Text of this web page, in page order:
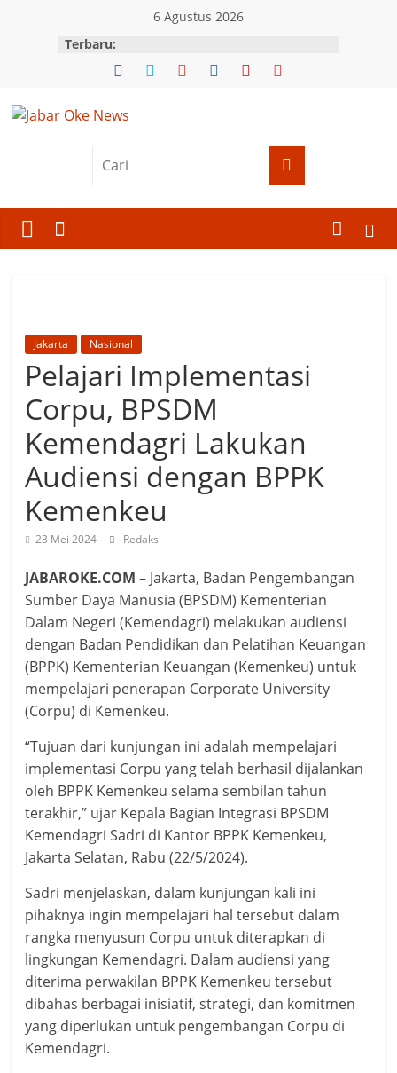
6 Agustus 2026
Terbaru:
News
BaratJakarta Nasional
Pelajari Implementasi
Corpu, BPSDM
Kemendagri Lakukan
Audiensi dengan BPPK
Kemenkeu
23 Mei 2024 Redaksi
JABAROKE.COM – Jakarta, Badan Pengembangan
Sumber Daya Manusia (BPSDM) Kementerian
Dalam Negeri (Kemendagri) melakukan audiensi
dengan Badan Pendidikan dan Pelatihan Keuangan
(BPPK) Kementerian Keuangan (Kemenkeu) untuk
mempelajari penerapan Corporate University
(Corpu) di Kemenkeu.
“Tujuan dari kunjungan ini adalah mempelajari
implementasi Corpu yang telah berhasil dijalankan
oleh BPPK Kemenkeu selama sembilan tahun
terakhir,” ujar Kepala Bagian Integrasi BPSDM
Kemendagri Sadri di Kantor BPPK Kemenkeu,
Jakarta Selatan, Rabu (22/5/2024).
Sadri menjelaskan, dalam kunjungan kali ini
pihaknya ingin mempelajari hal tersebut dalam
rangka menyusun Corpu untuk diterapkan di
lingkungan Kemendagri. Dalam audiensi yang
diterima perwakilan BPPK Kemenkeu tersebut
dibahas berbagai inisiatif, strategi, dan komitmen
yang diperlukan untuk pengembangan Corpu di
Kemendagri.